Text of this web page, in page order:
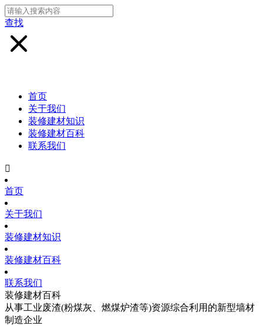
查找
首页
关于我们
装修建材知识
装修建材百科
联系我们

首页
关于我们
装修建材知识
装修建材百科
联系我们
装修建材百科
从事工业废渣(粉煤灰、燃煤炉渣等)资源综合利用的新型墙材
制造企业